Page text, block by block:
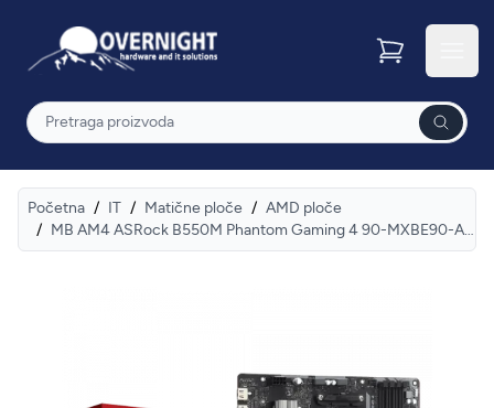
Overnight
Pretraga
Početna / IT / Matične ploče / AMD ploče
/
MB AM4 ASRock B550M Phantom Gaming 4 90-MXBE90-A0UAYZ